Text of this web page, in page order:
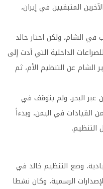
المتبقيين في إيران،
في الشام، ولكن اختار خالد
الداخلية التي أدت إلى
الشام عن التنظيم الأم، ثم
عبر البحر، ولم يتوقف في
القيادات في اليمن، وبدءاً
التنظيم.
وضع التنظيم خالد في
الرسمية، وكان نشطا